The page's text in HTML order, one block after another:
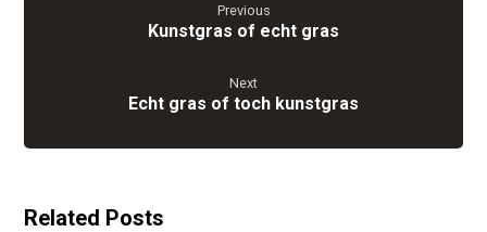
Previous
Kunstgras of echt gras
Next
Echt gras of toch kunstgras
Related Posts